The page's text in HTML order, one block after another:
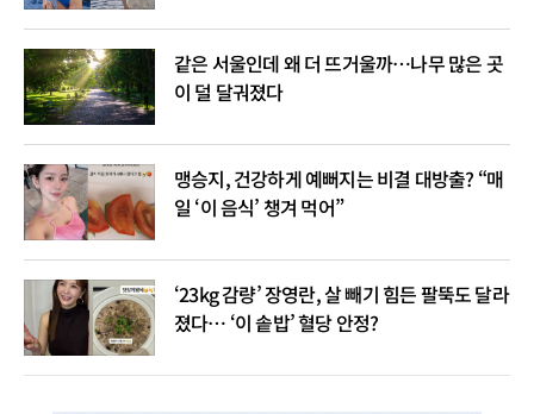
같은 서울인데 왜 더 뜨거울까…나무 많은 곳
이 덜 달궈졌다
맹승지, 건강하게 예뻐지는 비결 대방출? “매
일 ‘이 음식’ 챙겨 먹어”
‘23kg 감량’ 장영란, 살 빼기 힘든 팔뚝도 달라
졌다… ‘이 솥밥’ 혈당 안정?